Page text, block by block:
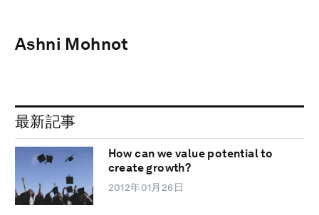
Ashni Mohnot
最新記事
How can we value potential to
create growth?
2012年01月26日